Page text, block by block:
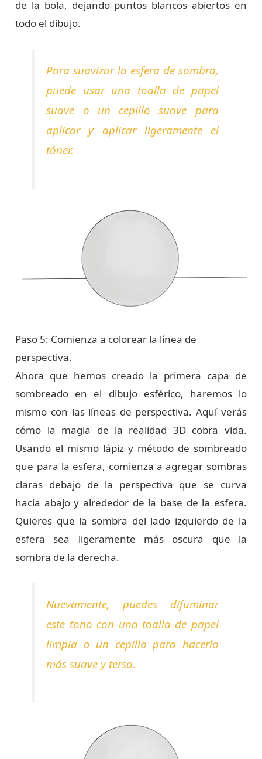
de la bola, dejando puntos blancos abiertos en
todo el dibujo.
Para suavizar la esfera de sombra,
puede usar una toalla de papel
suave o un cepillo suave para
aplicar y aplicar ligeramente el
tóner.
Paso 5: Comienza a colorear la línea de
perspectiva.
Ahora que hemos creado la primera capa de
sombreado en el dibujo esférico, haremos lo
mismo con las líneas de perspectiva. Aquí verás
cómo la magia de la realidad 3D cobra vida.
Usando el mismo lápiz y método de sombreado
que para la esfera, comienza a agregar sombras
claras debajo de la perspectiva que se curva
hacia abajo y alrededor de la base de la esfera.
Quieres que la sombra del lado izquierdo de la
esfera sea ligeramente más oscura que la
sombra de la derecha.
Nuevamente, puedes difuminar
este tono con una toalla de papel
limpia o un cepillo para hacerlo
más suave y terso.